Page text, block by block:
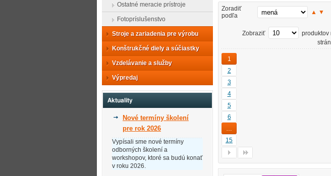
Zoradiť
podľa
▲ ▼
Zobraziť
produktov
1
2
3
4
5
6
…
15
Ostatné meracie prístroje
Fotopríslušenstvo
Stroje a zariadenia pre výrobu
Konštrukčné diely a súčiastky
Vzdelávanie a služby
Výpredaj
Aktuality
Nové termíny školení
pre rok 2026
Vypísali sme nové termíny
odborných školení a
workshopov, ktoré sa budú konať
v roku 2026.